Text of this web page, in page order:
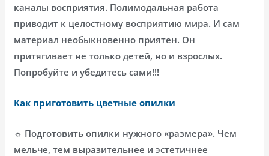
каналы восприятия. Полимодальная работа
приводит к целостному восприятию мира. И сам
материал необыкновенно приятен. Он
притягивает не только детей, но и взрослых.
Попробуйте и убедитесь сами!!!
Как приготовить цветные опилки
☼ Подготовить опилки нужного «размера». Чем
мельче, тем выразительнее и эстетичнее